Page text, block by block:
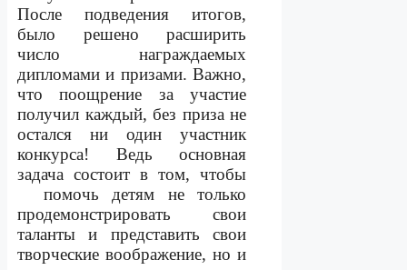
После подведения итогов,
было решено расширить
число награждаемых
дипломами и призами. Важно,
что поощрение за участие
получил каждый, без приза не
остался ни один участник
конкурса! Ведь основная
задача состоит в том, чтобы
помочь детям не только
продемонстрировать свои
таланты и представить свои
творческие воображение, но и